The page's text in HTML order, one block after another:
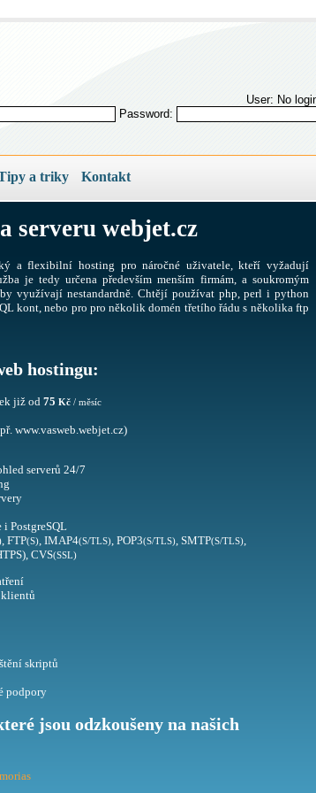
User: No
Password:
a triky Kontakt
serveru webjet.cz
a flexibilní hosting pro náročné uživatele, kteří vyžadují
je tedy určena především menším firmám, a soukromým
využívají nestandardně. Chtějí používat php, perl i python
kont, nebo pro pro několik domén třetího řádu s několika ftp
hostingu:
již od 75 Kč / měsíc
www.vasweb.webjet.cz)
serverů 24/7
i PostgreSQL
, FTP(S), IMAP4(S/TLS), POP3(S/TLS), SMTP(S/TLS),
CVS(SSL)
skriptů
podpory
jsou odzkoušeny na našich